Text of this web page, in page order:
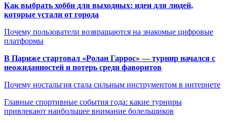
Как выбрать хобби для выходных: идеи для людей,
которые устали от города
Почему пользователи возвращаются на знакомые цифровые
платформы
В Париже стартовал «Ролан Гаррос» — турнир начался с
неожиданностей и потерь среди фаворитов
Почему ностальгия стала сильным инструментом в интернете
Главные спортивные события года: какие турниры
привлекают наибольшее внимание болельщиков